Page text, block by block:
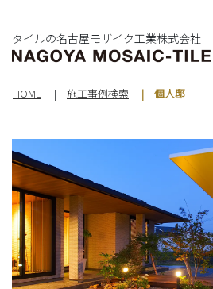
タイルの名古屋モザイク工業株式会社
HOME 施工事例検索 個人邸